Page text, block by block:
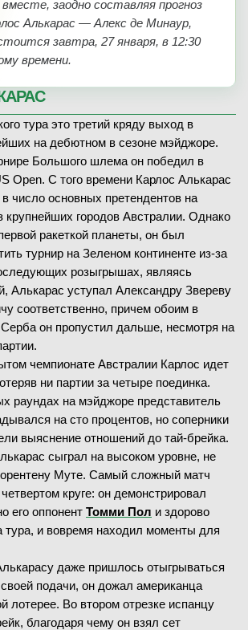
заодно составляя прогноз
Алькарас — Алекс де Минаур,
завтра, 27 января, в 12:30
времени.
тура это третий кряду выход в
на дебютном в сезоне мэйджоре.
Большого шлема он победил в
Open. С того времени Карлос Алькарас
число основных претендентов на
крупнейших городов Австралии. Однако
ракеткой планеты, он был
турнир на Зеленом континенте из-за
розыгрышах, являясь
Алькарас уступал Александру Звереву
соответственно, причем обоим в
он пропустил дальше, несмотря на
чемпионате Австралии Карлос идет
ни партии за четыре поединка.
раундах на мэйджоре представитель
на сто процентов, но соперники
выяснение отношений до тай-брейка.
сыграл на высоком уровне, не
Муте. Самый сложный матч
круге: он демонстрировал
его оппонент Томми Пол и здорово
тура, и вовремя находил моменты для
даже пришлось отыгрываться
подачи, он дожал американца
лотерее. Во втором отрезке испанцу
благодаря чему он взял сет